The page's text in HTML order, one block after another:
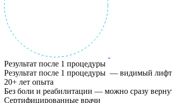
Результат после 1 процедуры
Результат после 1 процедуры — видимый
20+ лет опыта
Без боли и реабилитации — можно сразу
Сертифицированные врачи